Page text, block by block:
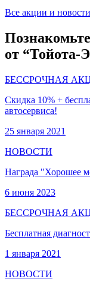
Все акции и новости
от “Тойота-
БЕССРОЧНАЯ
Скидка 10% +
автосервиса!
25 января 2021
НОВОСТИ
Награда "Хорошее
6 июня 2023
БЕССРОЧНАЯ
Бесплатная
1 января 2021
НОВОСТИ